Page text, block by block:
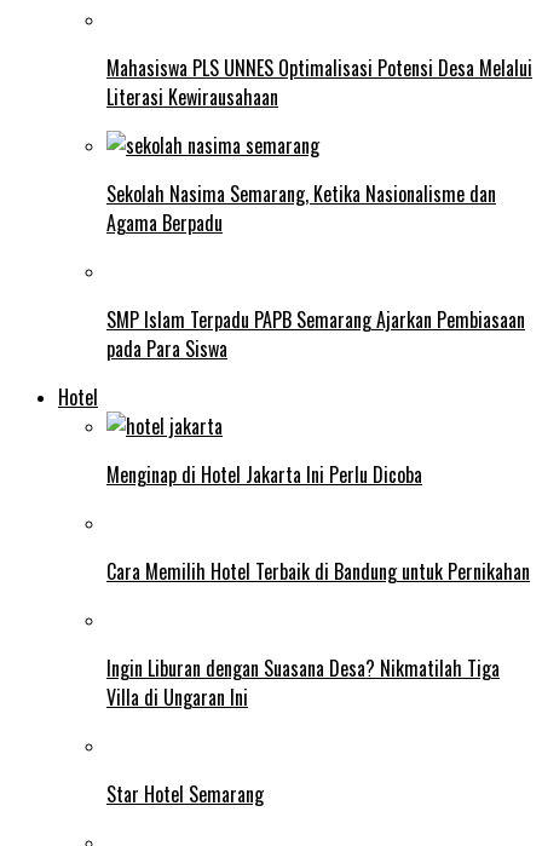
Mahasiswa PLS UNNES Optimalisasi Potensi Desa Melalui
Literasi Kewirausahaan
Sekolah Nasima Semarang, Ketika Nasionalisme dan
Agama Berpadu
SMP Islam Terpadu PAPB Semarang Ajarkan Pembiasaan
pada Para Siswa
Hotel
Menginap di Hotel Jakarta Ini Perlu Dicoba
Cara Memilih Hotel Terbaik di Bandung untuk Pernikahan
Ingin Liburan dengan Suasana Desa? Nikmatilah Tiga
Villa di Ungaran Ini
Star Hotel Semarang